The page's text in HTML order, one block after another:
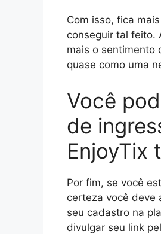
Com isso, fica
conseguir tal feito.
mais o sentimento
quase como uma
Você
de
EnjoyTix
Por fim, se você
certeza você deve
seu cadastro na
divulgar seu link